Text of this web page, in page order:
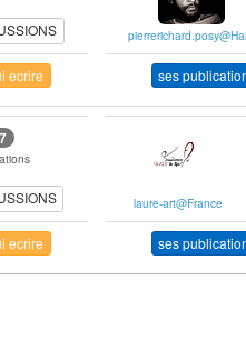
ecrire ses
ecrire
laure-art@France
ses